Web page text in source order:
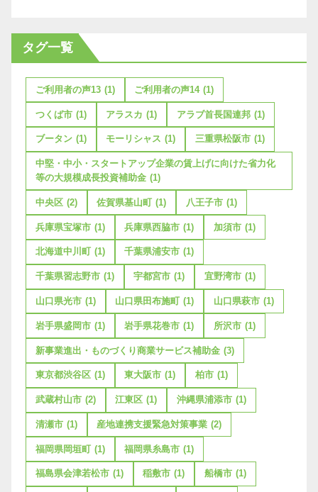
タグ一覧
ご利用者の声13 (1) ご利用者の声14 (1)
つくば市 (1) アラスカ (1) アラブ首長国連邦 (1)
ブータン (1) モーリシャス (1) 三重県松阪市 (1)
中堅・中小・スタートアップ企業の賃上げに向けた省力化
等の大規模成長投資補助金 (1)
中央区 (2) 佐賀県基山町 (1) 八王子市 (1)
兵庫県宝塚市 (1) 兵庫県西脇市 (1) 加須市 (1)
北海道中川町 (1) 千葉県浦安市 (1)
千葉県習志野市 (1) 宇都宮市 (1) 宜野湾市 (1)
山口県光市 (1) 山口県田布施町 (1) 山口県萩市 (1)
岩手県盛岡市 (1) 岩手県花巻市 (1) 所沢市 (1)
新事業進出・ものづくり商業サービス補助金 (3)
東京都渋谷区 (1) 東大阪市 (1) 柏市 (1)
武蔵村山市 (2) 江東区 (1) 沖縄県浦添市 (1)
清瀬市 (1) 産地連携支援緊急対策事業 (2)
福岡県岡垣町 (1) 福岡県糸島市 (1)
福島県会津若松市 (1) 稲敷市 (1) 船橋市 (1)